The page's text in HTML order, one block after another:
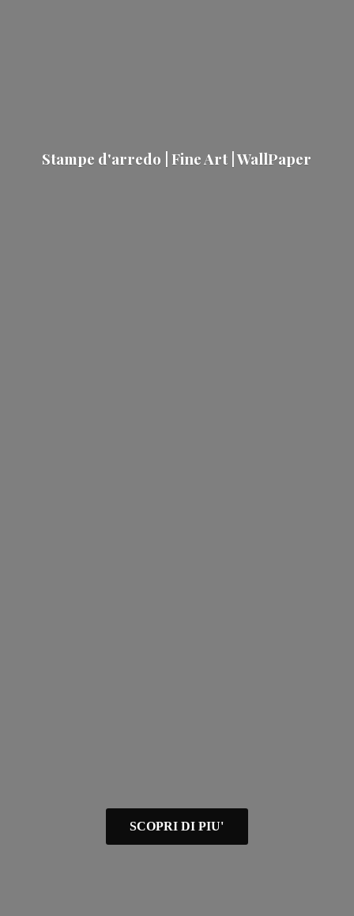
Stampe d'arredo | Fine Art | WallPaper
SCOPRI DI PIU'